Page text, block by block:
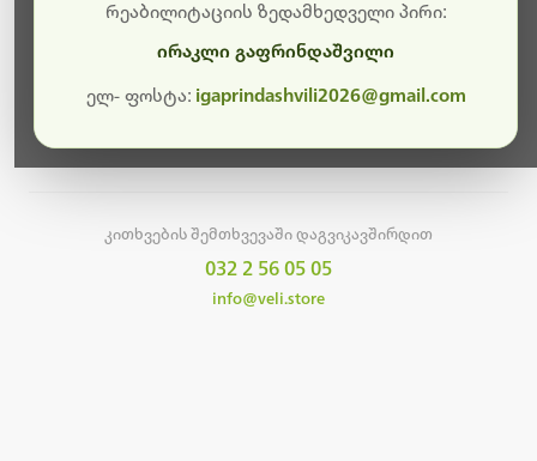
კითხვების შემთხვევაში დაგვიკავშირდით
032 2 56 05 05
info@veli.store
რეაბილიტაციის ზედამხედველი პირი:
ირაკლი გაფრინდაშვილი
ელ- ფოსტა: igaprindashvili2026@gmail.com